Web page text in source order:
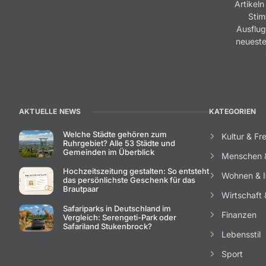
AKTUELLE NEWS
Welche Städte gehören zum
Ruhrgebiet? Alle 53 Städte und
Gemeinden im Überblick
Hochzeitszeitung gestalten: So entsteht
das persönlichste Geschenk für das
Brautpaar
Safariparks in Deutschland im
Vergleich: Serengeti-Park oder
Safariland Stukenbrock?
KATEGORIEN
Kultur &
Menschen
Wohnen &
Wirtschaft
Finanzen
Lebensstil
Sport